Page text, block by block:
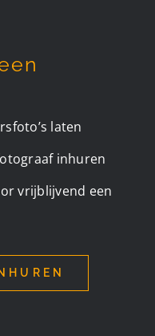
laten
inhuren
vrijblijvend een